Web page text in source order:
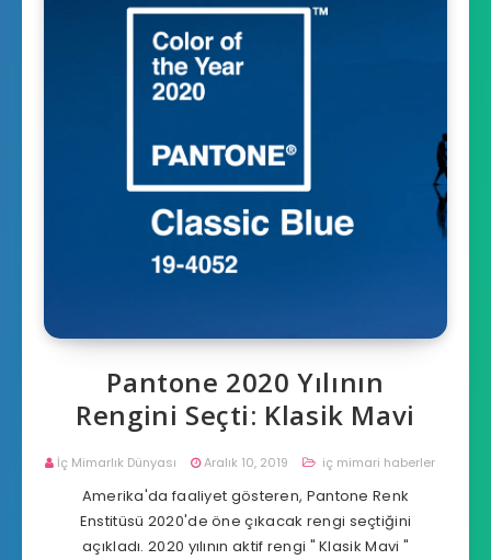
Pantone 2020 Yılının
Rengini Seçti: Klasik Mavi
İç Mimarlık Dünyası Aralık 10, 2019 iç mimari haberler
Amerika'da faaliyet gösteren, Pantone Renk
Enstitüsü 2020'de öne çıkacak rengi seçtiğini
açıkladı. 2020 yılının aktif rengi " Klasik Mavi "